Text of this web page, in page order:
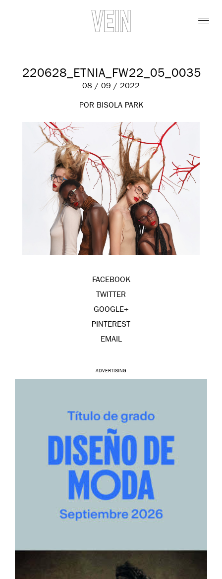
220628_ETNIA_FW22_05_0035
08 / 09 / 2022
POR BISOLA PARK
FACEBOOK
TWITTER
GOOGLE+
PINTEREST
EMAIL
ADVERTISING